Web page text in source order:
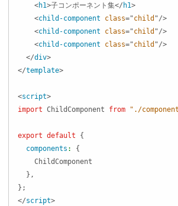
<h1>子コンポーネント集</ h1>
<child-component class="child "/>
<child-component class="child "/>
<child-component class="child "/>
</div>
</template>
<script>
import ChildComponent from "./
export default
{
components :
{
ChildComponent
} ,
} ;
</script>